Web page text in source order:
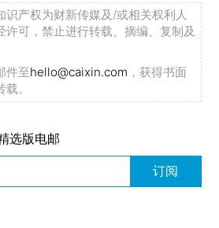
识产权为财新传媒及/或相关权利人
许可，禁止进行转载、摘编、复制及
件至hello@caixin.com ，获得书面
。
选版电邮
订阅